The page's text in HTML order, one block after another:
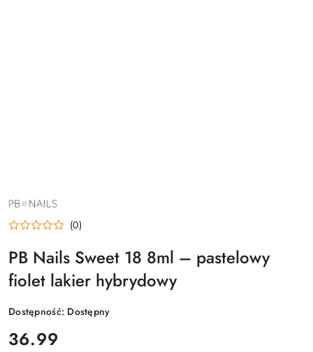
NAZWA
PRODUCENTA:
PB
NAILS (0)
PB Nails Sweet 18 8ml – pastelowy
fiolet lakier hybrydowy
Dostępność: Dostępny
cena:
36.99